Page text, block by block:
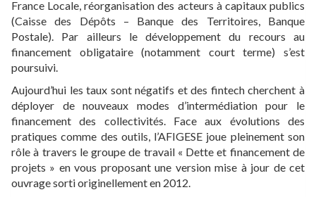
France Locale, réorganisation des acteurs à capitaux publics
(Caisse des Dépôts – Banque des Territoires, Banque
Postale). Par ailleurs le développement du recours au
financement obligataire (notamment court terme) s’est
poursuivi.
Aujourd’hui les taux sont négatifs et des fintech cherchent à
déployer de nouveaux modes d’intermédiation pour le
financement des collectivités. Face aux évolutions des
pratiques comme des outils, l’AFIGESE joue pleinement son
rôle à travers le groupe de travail « Dette et financement de
projets » en vous proposant une version mise à jour de cet
ouvrage sorti originellement en 2012.